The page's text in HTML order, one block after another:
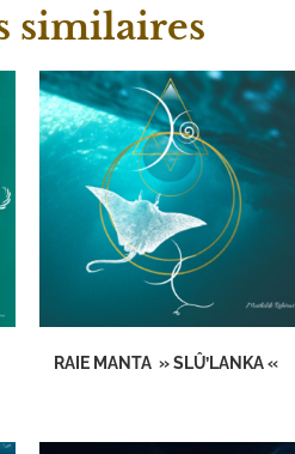
similaires
RAIE MANTA » SLÛ’LANKA «